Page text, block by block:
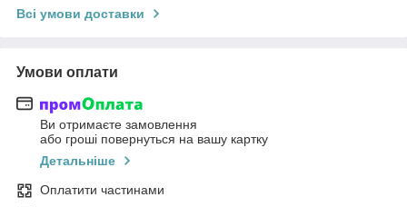
Всі умови доставки
Умови оплати
Ви отримаєте замовлення
або гроші повернуться на вашу картку
Детальніше
Оплатити частинами